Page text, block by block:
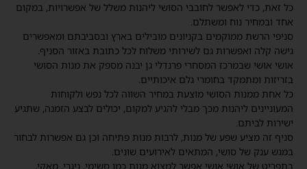
כל זאת, כדי לאפשר לחובבי הסושי ליהנות משלל של אפשרויות, במקום
אחד ובמחיר נוח ומשתלם.
סניפי הרשת ממוקמים בקניונים מובילים בארץ ובסביבתם ומאפשרים
גישה קלה ואפשרות גם לשירותי משלוח לכל כתובת באזור הסניף.
אושי אושי שבמרכז המסחרי פרנדלי גן יבנה מספק את מנות הסושי
בזריזות ומתמקד בחומרי גלם איכותיים.
כל אחת ממנות הסושי מוצעת במחיר השווה לכל נפש ולקוחות
המעוניינים ליהנות מכך מבלי להגיע למקום, יכולים לבצע הזמנה, שתגיע
ישירות לביתם.
סניף זה מציע שפע של מנות, לרבות מנות פתיחה וכן גם אפשרות לבחור
במגש ענק של סושי, המתאים לאירועים שונים.
בתפריט של אושי אושי אפשר למצוא מנות כמו סשימי, ניגרי, מאקי,